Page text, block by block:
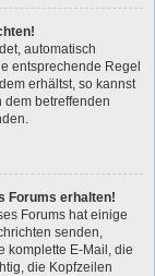
automatisch
entsprechende Regel
erhältst, so kannst
dem betreffenden
Forums erhalten!
Forums hat einige
senden,
komplette E-Mail, die
die Kopfzeilen